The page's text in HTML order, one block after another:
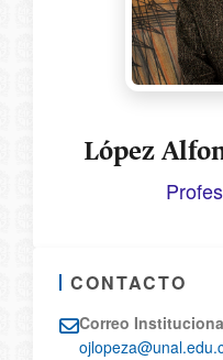
López
CONTACTO
Correo